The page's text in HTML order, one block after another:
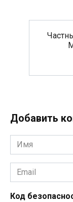
Добавить
Имя
*
Email
*
Код